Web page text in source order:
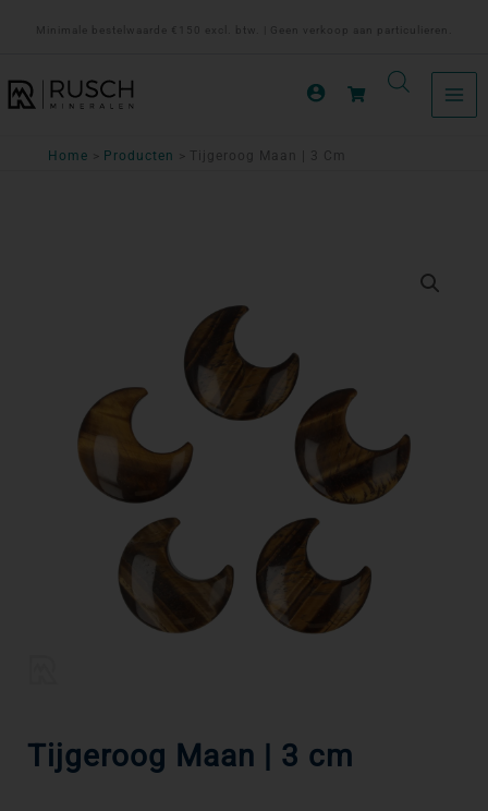
inhoud
Minimale bestelwaarde €150 excl. btw. | Geen verkoop aan particulieren.
Home Producten Tijgeroog Maan | 3 Cm
Tijgeroog Maan | 3 cm